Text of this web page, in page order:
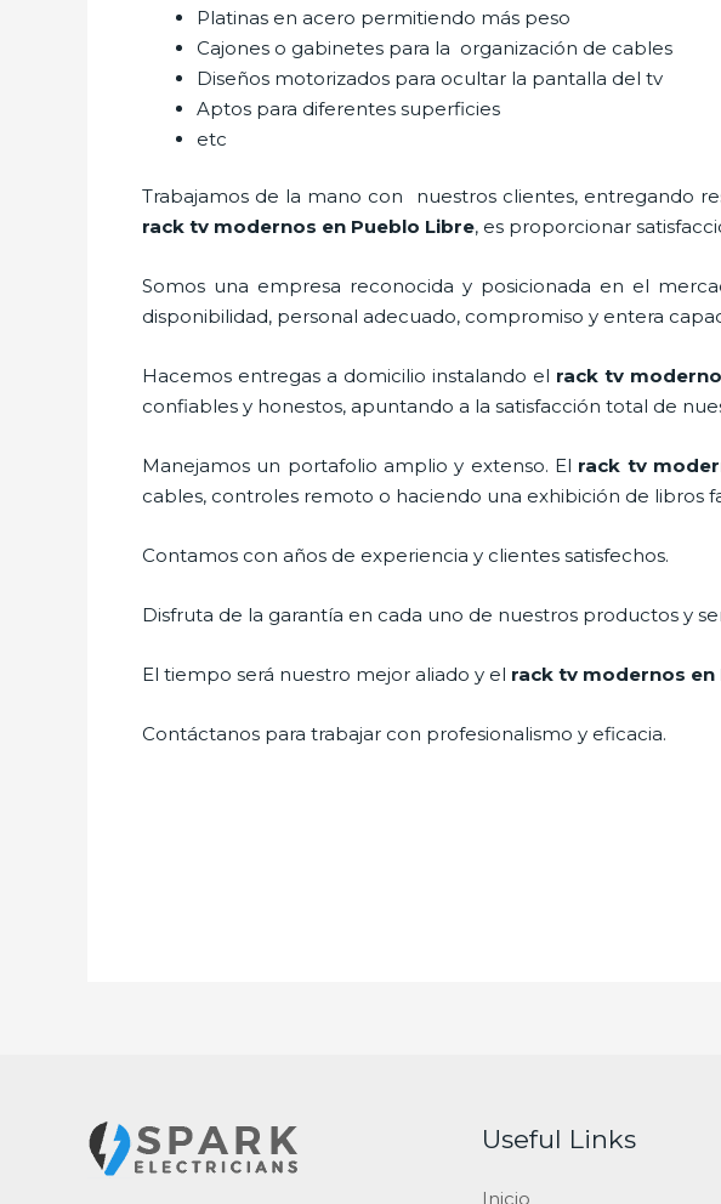
Platinas en acero permitiendo más peso
Cajones o gabinetes para la organización de cables
Diseños motorizados para ocultar la pantalla del tv
Aptos para diferentes superficies
etc
Trabajamos de la mano con nuestros clientes, entregando
rack tv modernos en Pueblo Libre, es proporcionar
Somos una empresa reconocida y posicionada en el
disponibilidad, personal adecuado, compromiso y entera
Hacemos entregas a domicilio instalando el rack tv
confiables y honestos, apuntando a la satisfacción total de
Manejamos un portafolio amplio y extenso. El rack tv
cables, controles remoto o haciendo una exhibición de libros
Contamos con años de experiencia y clientes satisfechos.
Disfruta de la garantía en cada uno de nuestros productos y
El tiempo será nuestro mejor aliado y el rack tv modernos en
Contáctanos para trabajar con profesionalismo y eficacia.
Useful Links
Inicio